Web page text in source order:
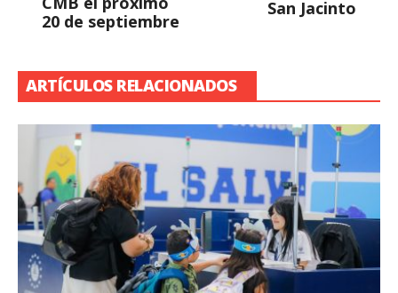
20 de septiembre
San Jacinto
ARTÍCULOS RELACIONADOS